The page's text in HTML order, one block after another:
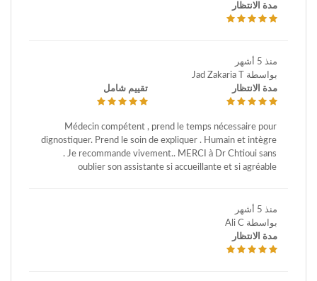
مدة الانتظار
منذ 5 أشهر
بواسطة Jad Zakaria T
مدة الانتظار
تقييم شامل
Médecin compétent , prend le temps nécessaire pour
dignostiquer. Prend le soin de expliquer . Humain et intègre
. Je recommande vivement.. MERCI à Dr Chtioui sans
oublier son assistante si accueillante et si agréable
منذ 5 أشهر
بواسطة Ali C
مدة الانتظار